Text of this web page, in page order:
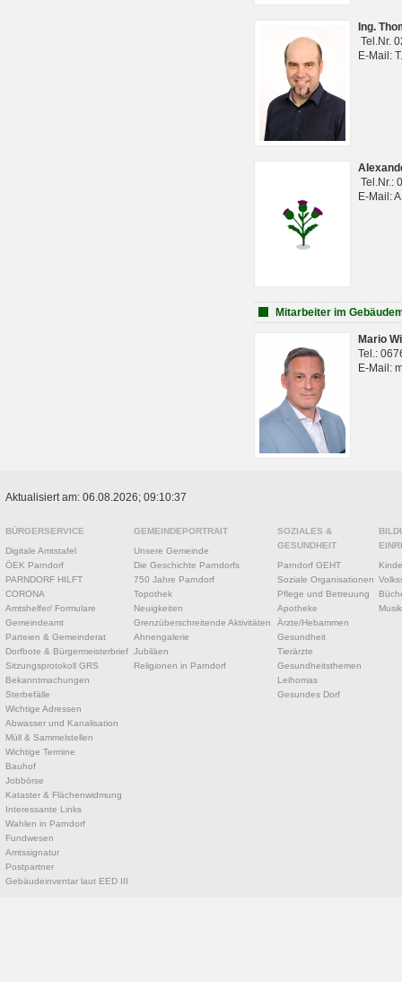
Ing.
Tel.Nr.
E-Mail:
Tel.Nr.:
E-Mail:
Mitarbeiter im
Mario
Tel.:
E-Mail:
Aktualisiert am: 06.08.2026; 09:10:37
BÜRGERSERVICE
Digitale Amtstafel
ÖEK Parndorf
PARNDORF HILFT
CORONA
Amtshelfer/ Formulare
Gemeindeamt
Parteien & Gemeinderat
Dorfbote & Bürgermeisterbrief
Sitzungsprotokoll GRS
Bekanntmachungen
Sterbefälle
Wichtige Adressen
Abwasser und Kanalisation
Müll & Sammelstellen
Wichtige Termine
Bauhof
Jobbörse
Kataster & Flächenwidmung
Interessante Links
Wahlen in Parndorf
Fundwesen
Amtssignatur
Postpartner
Gebäudeinventar laut EED III
GEMEINDEPORTRAIT
Unsere Gemeinde
Die Geschichte Parndorfs
750 Jahre Parndorf
Topothek
Neuigkeiten
Grenzüberschreitende Aktivitäten
Ahnengalerie
Jubiläen
Religionen in Parndorf
SOZIALES &
GESUNDHEIT
Parndorf GEHT
Soziale Organisationen
Pflege und Betreuung
Apotheke
Ärzte/Hebammen
Gesundheit
Tierärzte
Gesundheitsthemen
Leihomas
Gesundes Dorf